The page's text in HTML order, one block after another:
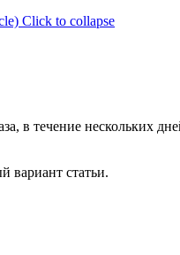
Click to collapse
в течение нескольких
вариант статьи.